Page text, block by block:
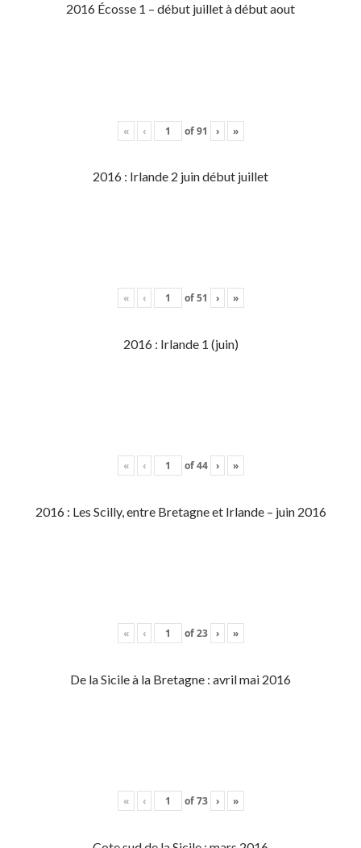
2016 Écosse 1 – début juillet à début aout
« ‹ of91 › »
2016 : Irlande 2 juin début juillet
« ‹ of51 › »
2016 : Irlande 1 (juin)
« ‹ of44 › »
2016 : Les Scilly, entre Bretagne et Irlande – juin 2016
« ‹ of23 › »
De la Sicile à la Bretagne : avril mai 2016
« ‹ of73 › »